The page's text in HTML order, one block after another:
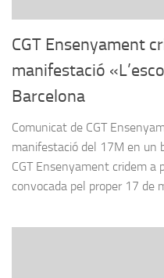
CGT Ensenyament
manifestació
Barcelona
Comunicat de CGT
manifestació del 17M en un
CGT Ensenyament cridem a
convocada pel proper 17 de